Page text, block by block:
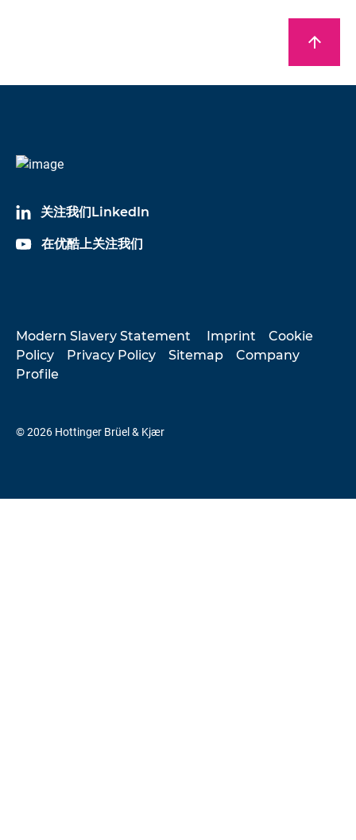
arrow_upward
关注我们LinkedIn
在优酷上关注我们
Modern Slavery Statement Imprint
Cookie
Policy
Privacy Policy Sitemap
Company
Profile
© 2026 Hottinger Brüel & Kjær